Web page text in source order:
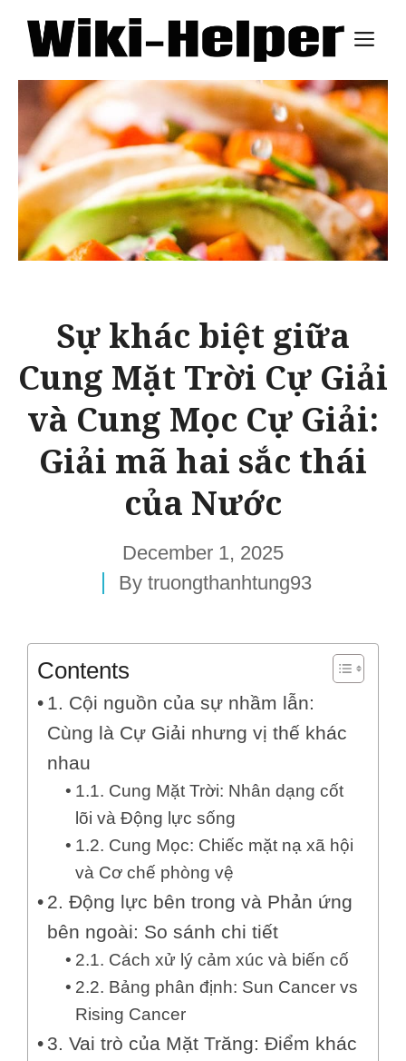
Skip
content
Sự khác biệt giữa
Cung Mặt Trời Cự Giải
và Cung Mọc Cự Giải:
Giải mã hai sắc thái
của Nước
December 1, 2025
By truongthanhtung93
Contents
1. Cội nguồn của sự nhầm lẫn:
Cùng là Cự Giải nhưng vị thế khác
nhau
1.1. Cung Mặt Trời: Nhân dạng cốt
lõi và Động lực sống
1.2. Cung Mọc: Chiếc mặt nạ xã hội
và Cơ chế phòng vệ
2. Động lực bên trong và Phản ứng
bên ngoài: So sánh chi tiết
2.1. Cách xử lý cảm xúc và biến cố
2.2. Bảng phân định: Sun Cancer vs
Rising Cancer
3. Vai trò của Mặt Trăng: Điểm khác